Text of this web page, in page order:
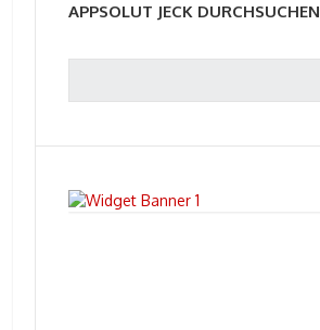
APPSOLUT JECK DURCHSUCHEN